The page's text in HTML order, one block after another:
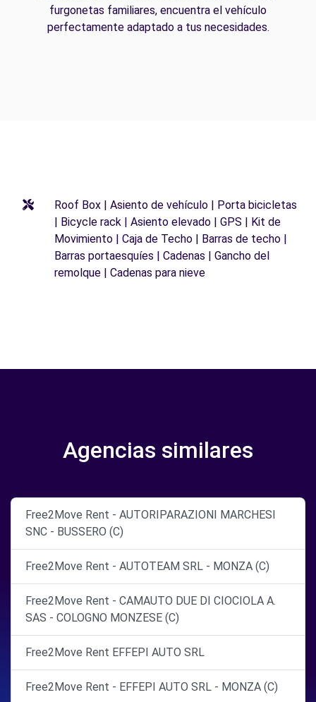
furgonetas familiares, encuentra el vehículo
perfectamente adaptado a tus necesidades.
Roof Box | Asiento de vehículo | Porta bicicletas
| Bicycle rack | Asiento elevado | GPS | Kit de
Movimiento | Caja de Techo | Barras de techo |
Barras portaesquíes | Cadenas | Gancho del
remolque | Cadenas para nieve
Agencias similares
Free2Move Rent - AUTORIPARAZIONI MARCHESI
SNC - BUSSERO (C)
Free2Move Rent - AUTOTEAM SRL - MONZA (C)
Free2Move Rent - CAMAUTO DUE DI CIOCIOLA A.
SAS - COLOGNO MONZESE (C)
Free2Move Rent EFFEPI AUTO SRL
Free2Move Rent - EFFEPI AUTO SRL - MONZA (C)